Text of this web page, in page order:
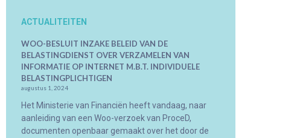
ACTUALITEITEN
WOO-BESLUIT INZAKE BELEID VAN DE
BELASTINGDIENST OVER VERZAMELEN VAN
INFORMATIE OP INTERNET M.B.T. INDIVIDUELE
BELASTINGPLICHTIGEN
augustus 1, 2024
Het Ministerie van Financiën heeft vandaag, naar
aanleiding van een Woo-verzoek van ProceD,
documenten openbaar gemaakt over het door de